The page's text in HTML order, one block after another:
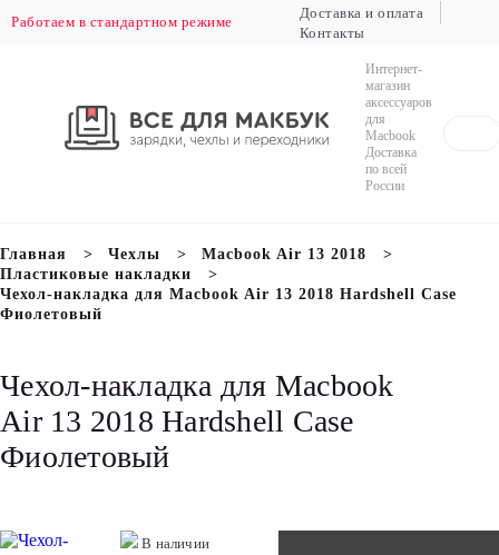
Работаем в стандартном режиме
Доставка и оплата
Контакты
Интернет-
магазин
аксессуаров
для
Macbook
Доставка
по всей
России
Главная Чехлы
Macbook Air 13 2018
Пластиковые накладки
Чехол-накладка для Macbook Air 13 2018 Hardshell Case
Фиолетовый
Чехол-накладка для Macbook
Air 13 2018 Hardshell Case
Фиолетовый
В наличии